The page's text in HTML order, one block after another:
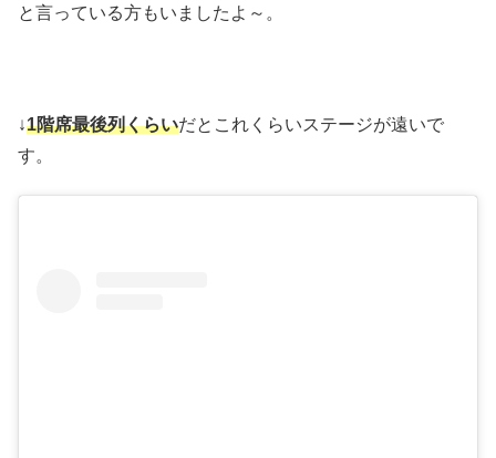
と言っている方もいましたよ～。
↓1階席最後列くらいだとこれくらいステージが遠いで
す。